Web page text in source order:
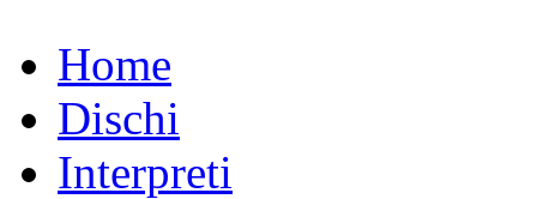
Home
Dischi
Interpreti